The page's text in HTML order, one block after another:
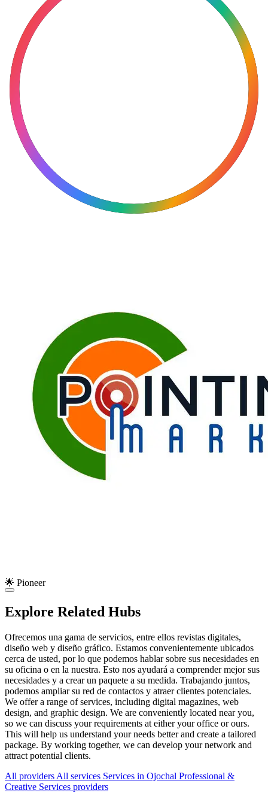
🌟 Pioneer
Explore Related Hubs
Ofrecemos una gama de servicios, entre ellos revistas digitales,
diseño web y diseño gráfico. Estamos convenientemente ubicados
cerca de usted, por lo que podemos hablar sobre sus necesidades en
su oficina o en la nuestra. Esto nos ayudará a comprender mejor sus
necesidades y a crear un paquete a su medida. Trabajando juntos,
podemos ampliar su red de contactos y atraer clientes potenciales.
We offer a range of services, including digital magazines, web
design, and graphic design. We are conveniently located near you,
so we can discuss your requirements at either your office or ours.
This will help us understand your needs better and create a tailored
package. By working together, we can develop your network and
attract potential clients.
All providers All services Services in Ojochal Professional &
Creative Services providers